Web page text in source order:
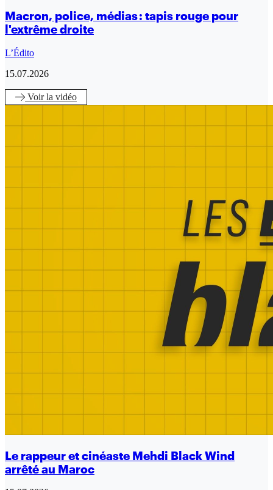
Macron, police, médias : tapis rouge pour
l'extrême droite
L’Édito
15.07.2026
Voirla vidéo
Le rappeur et cinéaste Mehdi Black Wind
arrêté au Maroc